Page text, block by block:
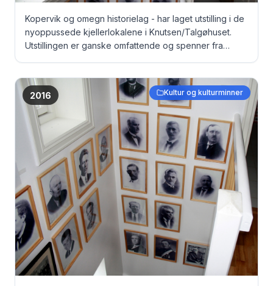
Kopervik og omegn historielag - har laget utstilling i de
nyoppussede kjellerlokalene i Knutsen/Talgøhuset.
Utstillingen er ganske omfattende og spenner fra
Stangeland ...
2016
Kultur og kulturminner